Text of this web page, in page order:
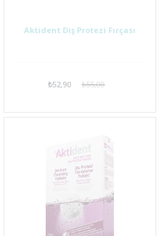
Aktident Diş Protezi Fırçası
₺52,90 ₺55,00